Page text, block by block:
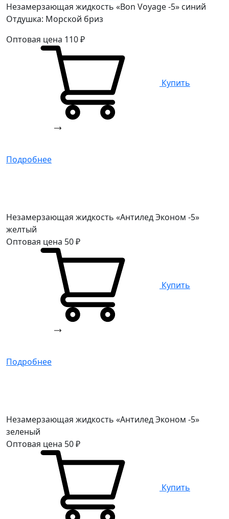
Незамерзающая жидкость «Bon Voyage -5» синий
Отдушка: Морской бриз
Оптовая цена 110₽
Купить
Подробнее
Незамерзающая жидкость «Антилед Эконом -5»
желтый
Оптовая цена 50₽
Купить
Подробнее
Незамерзающая жидкость «Антилед Эконом -5»
зеленый
Оптовая цена 50₽
Купить